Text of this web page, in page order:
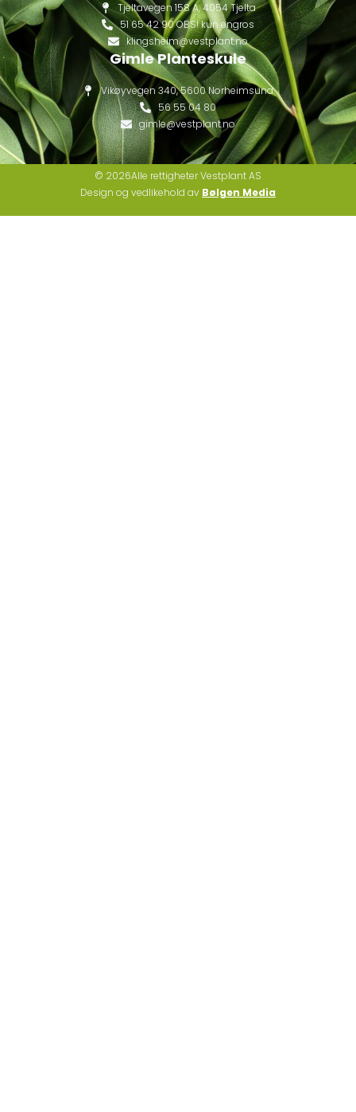
Tjeltavegen 158 A, 4054 Tjelta
51 65 42 90 OBS! kun engros
klingsheim@vestplant.no
Gimle Planteskule
Vikøyvegen 340, 5600 Norheimsund
56 55 04 80
gimle@vestplant.no
© 2026Alle rettigheter Vestplant AS
Design og vedlikehold av Bølgen Media